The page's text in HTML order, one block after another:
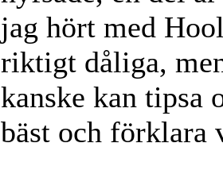
jag hört med
riktigt dåliga,
kanske kan tipsa
bäst och förklara